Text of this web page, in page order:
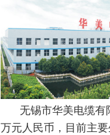
无锡市华美电缆有
万元人民币，目前主